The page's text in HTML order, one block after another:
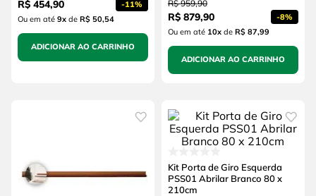
R$ 454,90 -11%
Ou em até 9xde R$ 50,54
ADICIONAR AO CARRINHO
R$ 959,90
R$ 879,90 -8%
Ou em até 10xde R$ 87,99
ADICIONAR AO CARRINHO
Kit Porta de Giro Esquerda
PSS01 Abrilar Branco 80 x
210cm